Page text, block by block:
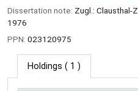
Dissertation note: Zugl.: Clausthal-
1976
PPN: 023120975
Holdings ( 1 )